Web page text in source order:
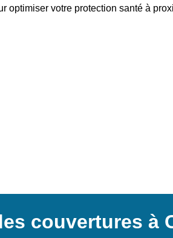
optimiser votre protection santé à
couvertures à